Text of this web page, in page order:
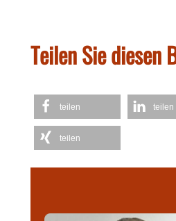
Teilen Sie diesen
teilen teilen
teilen